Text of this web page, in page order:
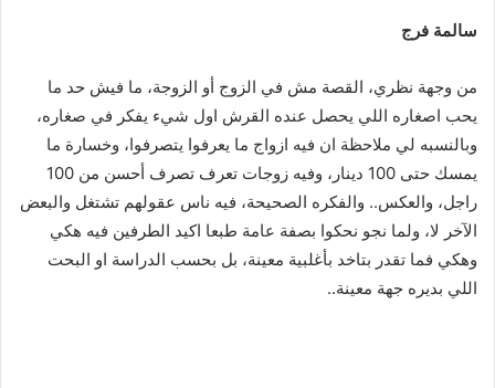
سالمة فرج
من وجهة نظري، القصة مش في الزوج أو الزوجة، ما فيش حد ما
يحب اصغاره اللي يحصل عنده القرش اول شيء يفكر في صغاره،
وبالنسبه لي ملاحظة ان فيه ازواج ما يعرفوا يتصرفوا، وخسارة ما
يمسك حتى 100 دينار، وفيه زوجات تعرف تصرف أحسن من 100
راجل، والعكس.. والفكره الصحيحة، فيه ناس عقولهم تشتغل والبعض
الآخر لا، ولما نجو نحكوا بصفة عامة طبعا اكيد الطرفين فيه هكي
وهكي فما تقدر بتاخد بأغلبية معينة، بل بحسب الدراسة او البحت
اللي بديره جهة معينة..